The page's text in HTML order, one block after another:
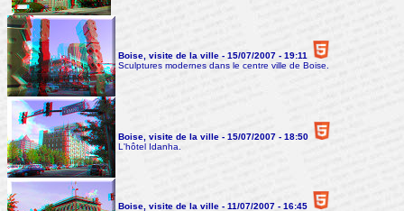
Boise, visite de la ville - 15/07/2007 - 19:11
Sculptures modernes dans le centre ville de Boise.
Boise, visite de la ville - 15/07/2007 - 18:50
L'hôtel Idanha.
Boise, visite de la ville - 11/07/2007 - 16:45